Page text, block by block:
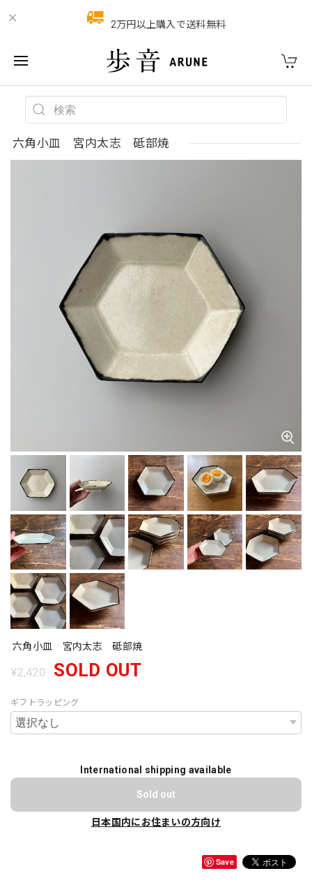
2万円以上購入で送料無料
六角小皿 宮内太志 砥部焼
六角小皿 宮内太志 砥部焼
¥2,420 SOLD OUT
ギフトラッピング
International shipping available
Sold out
日本国内にお住まいの方向け
Save